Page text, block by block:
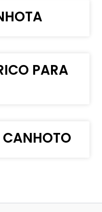
PARA
CANHOTO